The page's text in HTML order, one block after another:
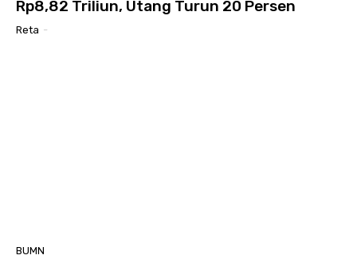
Rp8,82 Triliun, Utang Turun 20 Persen
Reta -
BUMN